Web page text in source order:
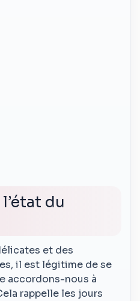
du
et des
il est légitime de se
accordons-nous à
rappelle les jours